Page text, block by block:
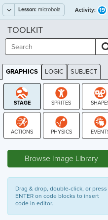
Lesson: microbola Activity: 19
TOOLKIT
GRAPHICS LOGIC SUBJECT
GRAPHICS
Browse Image Library
Drag & drop, double-click, or press
ENTER on code blocks to insert
code in editor.